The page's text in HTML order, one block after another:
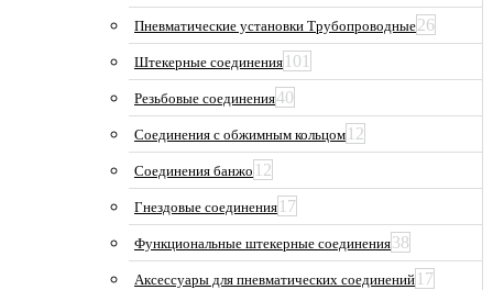
Пневматические установки Трубопроводные26
Штекерные соединения 101
Резьбовые соединения40
Соединения с обжимным кольцом 12
Соединения банжо 12
Гнездовые соединения 17
Функциональные штекерные соединения38
Аксессуары для пневматических соединений 17